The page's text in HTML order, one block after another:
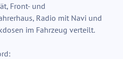
Front- und
Radio mit Navi und
im Fahrzeug verteilt.